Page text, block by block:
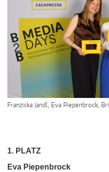
Franziska Jandl, Eva Piepenbrock,
1. PLATZ
Eva Piepenbrock